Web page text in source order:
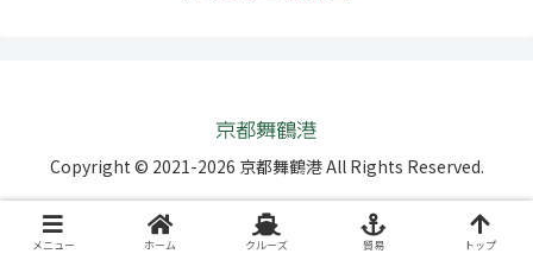
Copyright © 2021-2026 京都舞鶴港 All Rights Reserved.
メニュー ホーム クルーズ 貿易 トップ